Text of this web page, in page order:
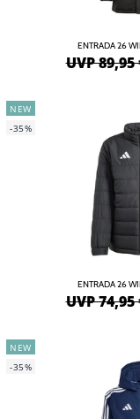
ENTRADA 26
UVP 89,95
NEW
-35%
ENTRADA 26
UVP 74,95
NEW
-35%